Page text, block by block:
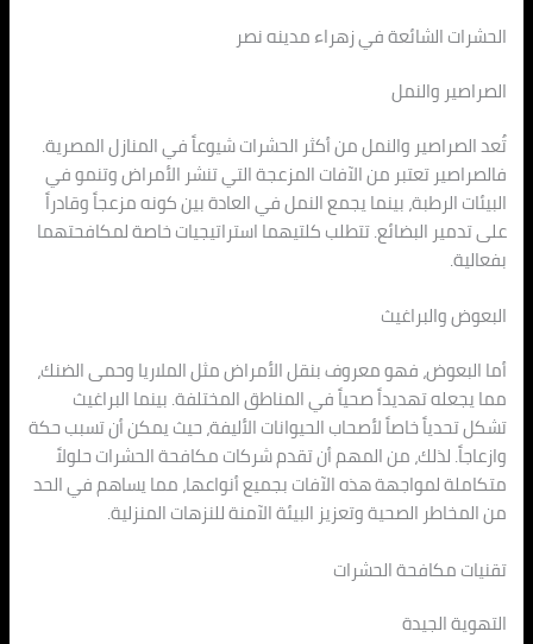
الحشرات الشائعة في زهراء مدينه نصر
الصراصير والنمل
تُعد الصراصير والنمل من أكثر الحشرات شيوعاً في المنازل المصرية.
فالصراصير تعتبر من الآفات المزعجة التي تنشر الأمراض وتنمو في
البيئات الرطبة، بينما يجمع النمل في العادة بين كونه مزعجاً وقادراً
على تدمير البضائع. تتطلب كلتيهما استراتيجيات خاصة لمكافحتهما
بفعالية.
البعوض والبراغيث
أما البعوض، فهو معروف بنقل الأمراض مثل الملاريا وحمى الضنك،
مما يجعله تهديداً صحياً في المناطق المختلفة. بينما البراغيث
تشكل تحدياً خاصاً لأصحاب الحيوانات الأليفة، حيث يمكن أن تسبب حكة
وازعاجاً. لذلك، من المهم أن تقدم شركات مكافحة الحشرات حلولاً
متكاملة لمواجهة هذه الآفات بجميع أنواعها، مما يساهم في الحد
من المخاطر الصحية وتعزيز البيئة الآمنة للنزهات المنزلية.
تقنيات مكافحة الحشرات
التهوية الجيدة